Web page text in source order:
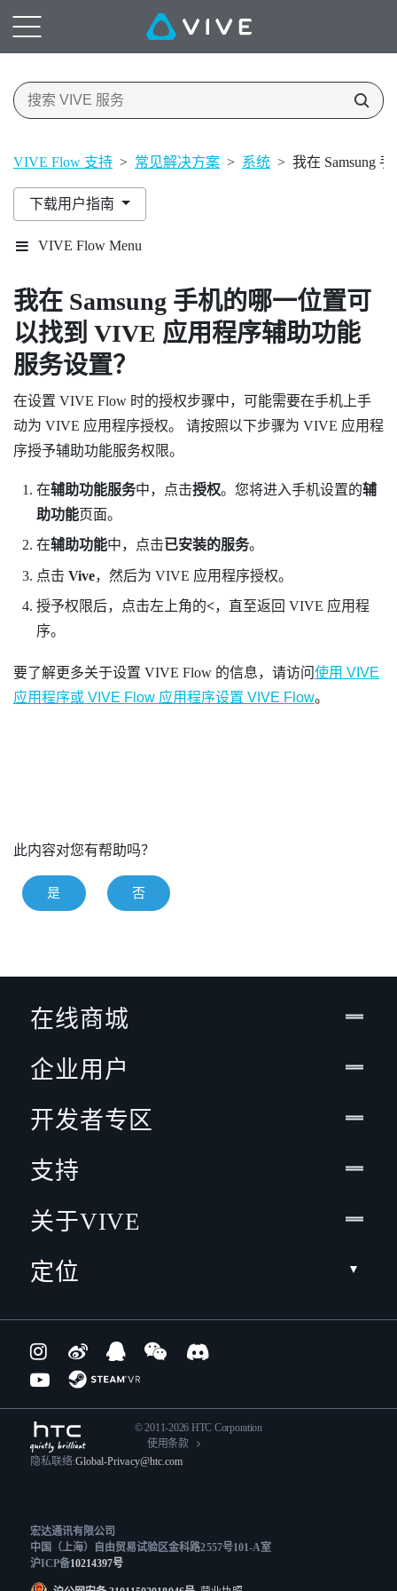
VIVE Flow 支持 > 常见解决方案 > 系统 > 我在 Samsung
下载用户指南
VIVE Flow Menu
我在 Samsung 手机的哪一位置可
以找到 VIVE 应用程序辅助功能
服务设置？
在设置 VIVE Flow 时的授权步骤中，可能需要在手机上手
动为 VIVE 应用程序授权。 请按照以下步骤为 VIVE 应用程
序授予辅助功能服务权限。
在辅助功能服务中，点击授权。您将进入手机设置的辅
助功能页面。
在辅助功能中，点击已安装的服务。
点击 Vive，然后为 VIVE 应用程序授权。
授予权限后，点击左上角的<，直至返回 VIVE 应用程
序。
要了解更多关于设置 VIVE Flow 的信息，请访问使用 VIVE
应用程序或 VIVE Flow 应用程序设置 VIVE Flow。
此内容对您有帮助吗？
是 否
在线商城
企业用户
开发者专区
支持
关于VIVE
定位
© 2011-2026 HTC Corporation
使用条款
隐私联络:Global-Privacy@htc.com
宏达通讯有限公司
中国（上海）自由贸易试验区金科路2557号101-A室
沪ICP备10214397号